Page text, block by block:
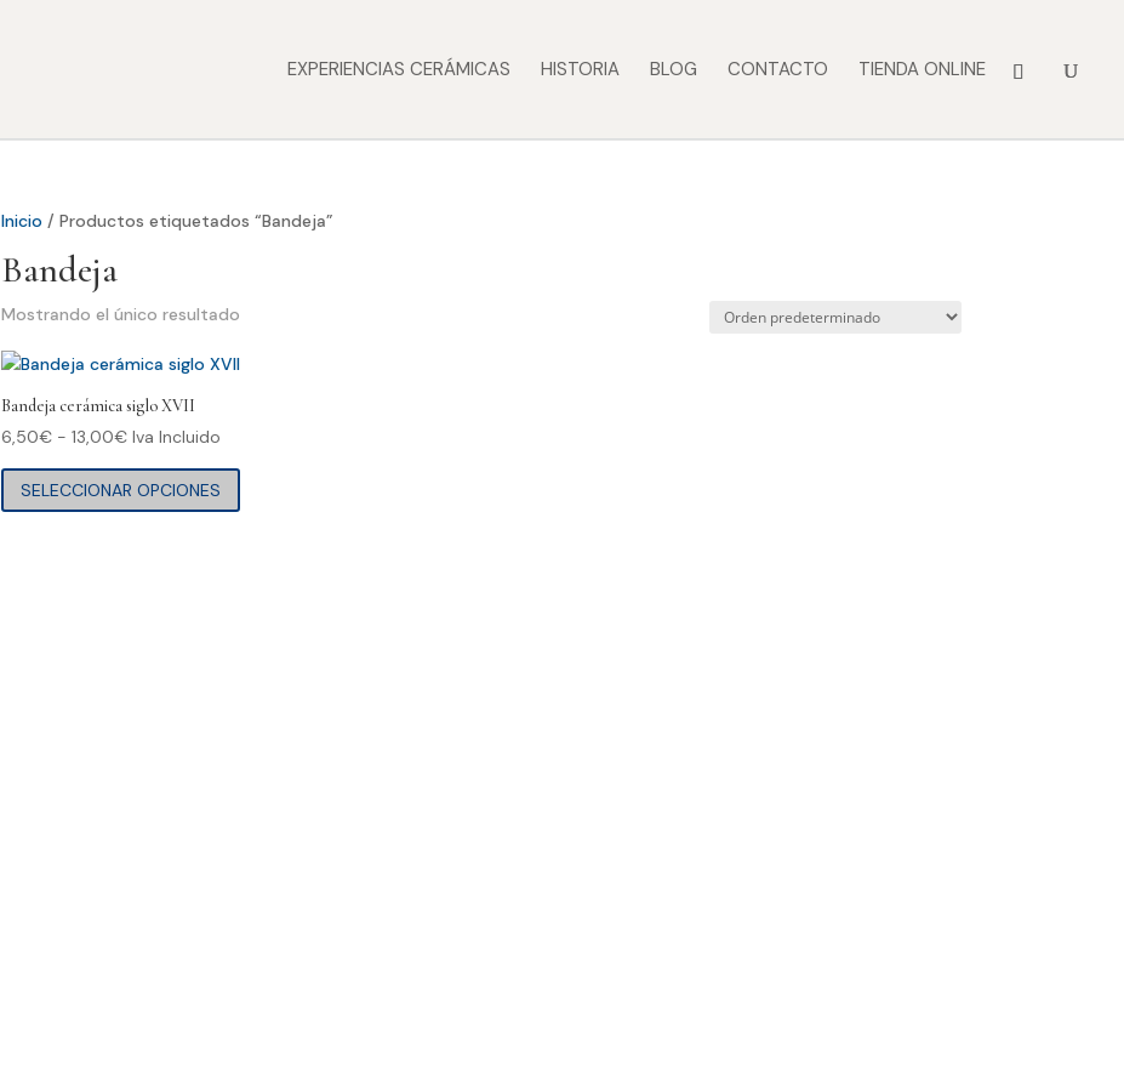
EXPERIENCIAS CERÁMICAS HISTORIA BLOG CONTACTO TIENDA ONLINE
Inicio / Productos etiquetados “Bandeja”
Bandeja
Mostrando el único resultado
Bandeja cerámica siglo XVII
6,50€ - 13,00€Rango
de
precios:
desde
Iva Incluido
SELECCIONAR OPCIONES
Este
tiene